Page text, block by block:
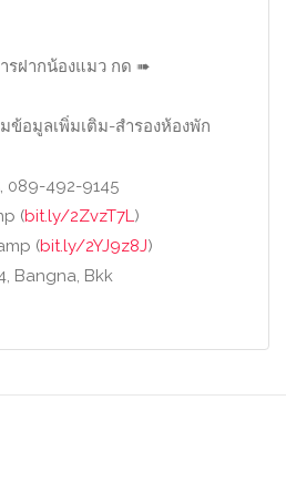
รฝากน้องแมว กด ➠
ข้อมูลเพิ่มเติม-สำรองห้องพัก
089-492-9145
(bit.ly/2ZvzT7L)
(bit.ly/2YJ9z8J)
Bangna, Bkk